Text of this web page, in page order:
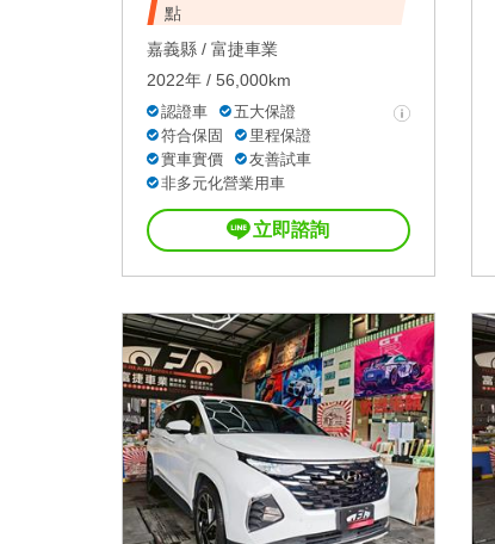
點
嘉義縣 / 富捷車業
2022年 / 56,000km
認證車
五大保證
符合保固
里程保證
實車實價
友善試車
非多元化營業用車
立即諮詢